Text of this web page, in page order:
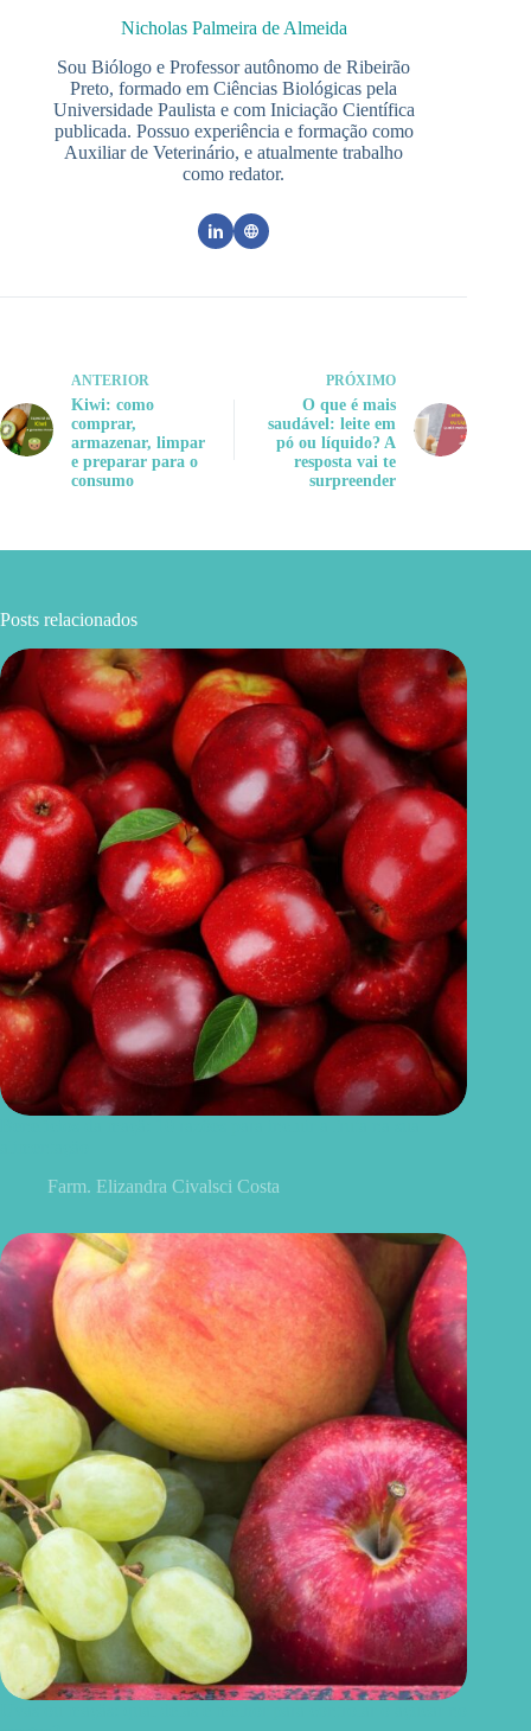
Nicholas Palmeira de Almeida
Sou Biólogo e Professor autônomo de Ribeirão
Preto, formado em Ciências Biológicas pela
Universidade Paulista e com Iniciação Científica
publicada. Possuo experiência e formação como
Auxiliar de Veterinário, e atualmente trabalho
como redator.
ANTERIOR
Kiwi: como
comprar,
armazenar, limpar
e preparar para o
consumo
PRÓXIMO
O que é mais
saudável: leite em
pó ou líquido? A
resposta vai te
surpreender
Posts relacionados
Farm. Elizandra Civalsci Costa